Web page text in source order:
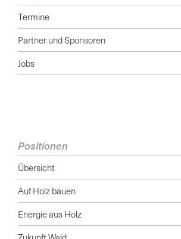
Termine
Partner und Sponsoren
Jobs
Positionen
Übersicht
Auf Holz bauen
Energie aus Holz